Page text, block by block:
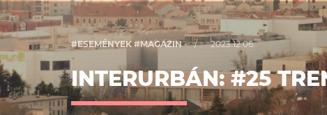
#ESEMÉNYEK #MAGAZIN / 2023.12.06.
INTERURBÁN: #25